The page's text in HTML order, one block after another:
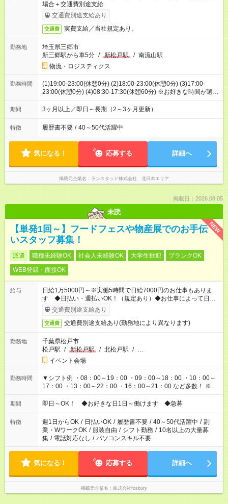
場合＋交通費別途支給
交通費別途支給あり
交通費 実費支給／当社規定あり。
勤務地
埼玉県三郷市
新三郷駅から車5分 / 新松戸駅 / 南流山駅
物流・ロジスティクス
勤務時間
(1)19:00-23:00(休憩0分) (2)18:00-23:00(休憩0分) (3)17:00-
23:00(休憩0分) (4)08:30-17:30(休憩60分) ※お好きな時間が選べ
ます！日曜日に出勤する方は就業時間４です
期間 3ヶ月以上／即日～長期（2～3ヶ月更新）
特徴 履歴書不要 / 40～50代活躍中
気になる！ 応募する 詳細へ
掲載元企業名 ランスタッド株式会社 北日本エリア
掲載日：2026.08.05
未読
NEW
【単発1回～】フードフェスや物産展でのお手伝
いスタッフ募集！
派遣 職種未経験OK 社会人未経験OK 大学生歓迎
ブランクOK
WEB登録・面接OK
給与
日給1万5000円～※実働5時間で日給7000円のお仕事もありま
す ◆日払い・週払いOK！（規定あり）◆お仕事によって日給も
異なります
交通費別途支給あり
交通費 交通費別途支給あり(勤務地により異なります)
勤務地
千葉県松戸市
松戸駅 / 新松戸駅 / 北松戸駅 / …
イベント会場
勤務時間
▼シフト例 ・08：00～19：00 ・09：00～18：00 ・10：00～
17：00 ・13：00～22：00 ・16：00～21：00 など多数！ ※お
仕事により勤務時間が異なります
期間 即日～OK！ ◆お好きな日1日～働けます ◆急募
特徴 週1日からOK / 日払いOK / 履歴書不要 / 40～50代活躍中 / 副
業・WワークOK / 服装自由 / シフト勤務 / 10名以上の大量募
集 / 電話対応なし / パソコンスキル不要
気になる！ 応募する 詳細へ
掲載元企業名 株式会社fosbury